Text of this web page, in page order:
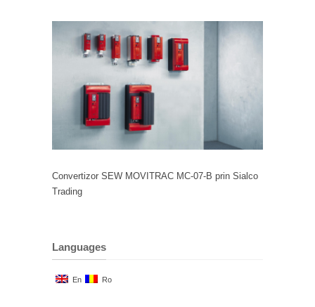
Convertizor SEW MOVITRAC MC-07-B prin Sialco
Trading
Languages
En Ro